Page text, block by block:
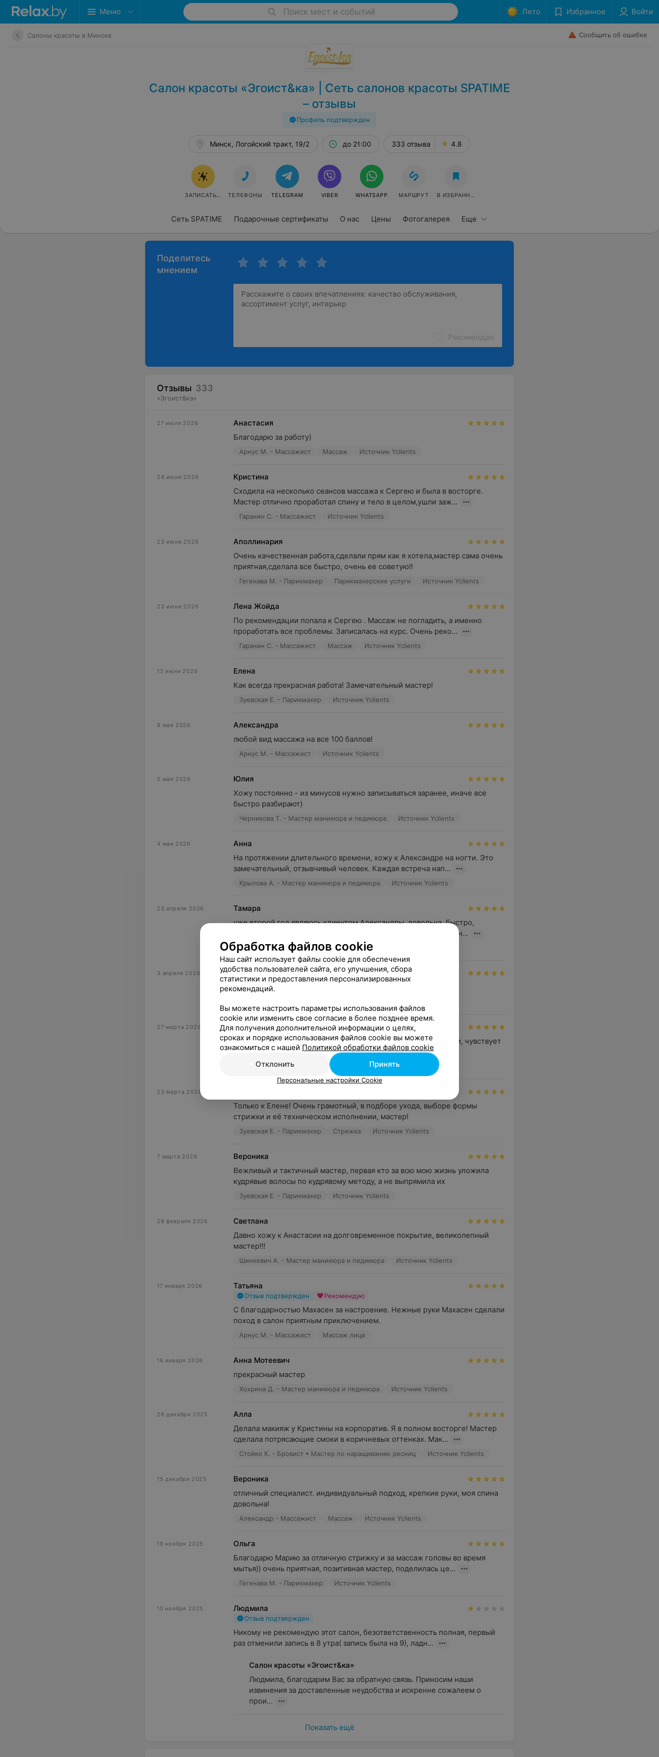
Меню Поиск мест и событий Лето Избранное Войти
Салоны красоты в Минске Сообщить об ошибке
Салон красоты «Эгоист&ка» | Сеть салонов красоты SPATIME
– отзывы
Профиль подтвержден
Сеть SPATIME Подарочные сертификаты О нас Цены Фотогалерея Еще
Минск, Логойский тракт, 19/2 до 21:00 333 отзыва 4.8
ЗАПИСАТЬСЯ ТЕЛЕФОНЫ TELEGRAM VIBER WHATSAPP МАРШРУТ В ИЗБРАННОЕ
Поделитесь
мнением
Рекомендую
Отзывы 333
«Эгоист&ка»
27 июля 2026
Анастасия
Благодарю за работу)
Арнус М. - Массажист Массаж Источник Yclients
24 июня 2026
Кристина
Сходила на несколько сеансов массажа к Сергею и была в восторге.
Мастер отлично проработал спину и тело в целом,ушли заж...
Гаранин С. - Массажист Источник Yclients
23 июня 2026
Аполлинария
Очень качественная работа,сделали прям как я хотела,мастер сама очень
приятная,сделала все быстро, очень ее советую!!
Гегенава М. - Парикмахер Парикмахерские услуги Источник Yclients
23 июня 2026
Лена Жойда
По рекомендации попала к Сергею . Массаж не погладить, а именно
проработать все проблемы. Записалась на курс. Очень реко...
Гаранин С. - Массажист Массаж Источник Yclients
13 июня 2026
Елена
Как всегда прекрасная работа! Замечательный мастер!
Зуевская Е. - Парикмахер Источник Yclients
8 мая 2026
Александра
любой вид массажа на все 100 баллов!
Арнус М. - Массажист Источник Yclients
5 мая 2026
Юлия
Хожу постоянно - из минусов нужно записываться заранее, иначе все
быстро разбирают)
Черникова Т. - Мастер маникюра и педикюра Источник Yclients
4 мая 2026
Анна
На протяжении длительного времени, хожу к Александре на ногти. Это
замечательный, отзывчивый человек. Каждая встреча нап...
Крылова А. - Мастер маникюра и педикюра Источник Yclients
23 апреля 2026
Тамара
уже второй год являюсь клиентом Александры. довольна. быстро,
аккуратно, качественно. покрытие подобрано с учётом особен...
Крылова А. - Мастер маникюра и педикюра
3 апреля 2026
Александра
всегда отличный массаж!
27 марта 2026
Елена
Была у Махасен на массаже спины. Мастер с золотыми руками, чувствует
каждую мышцу, руки сильные. Давно не чувствовала та...
Арнус М. - Массажист Массаж Источник Yclients
23 марта 2026
Только к Елене! Очень грамотный, в подборе ухода, выборе формы
стрижки и её техническом исполнении, мастер!
Зуевская Е. - Парикмахер Стрижка Источник Yclients
7 марта 2026
Вероника
Вежливый и тактичный мастер, первая кто за всю мою жизнь уложила
кудрявые волосы по кудрявому методу, а не выпрямила их
Зуевская Е. - Парикмахер Источник Yclients
28 февраля 2026
Светлана
Давно хожу к Анастасии на долговременное покрытие, великолепный
мастер!!!
Шинкевич А. - Мастер маникюра и педикюра Источник Yclients
17 января 2026 Татьяна
Отзыв подтвержден Рекомендую
С благодарностью Махасен за настроение. Нежные руки Махасен сделали
поход в салон приятным приключением.
Арнус М. - Массажист Массаж лица
16 января 2026
Анна Мотеевич
прекрасный мастер
Хохрина Д. - Мастер маникюра и педикюра Источник Yclients
26 декабря 2025
Алла
Делала макияж у Кристины на корпоратив. Я в полном восторге! Мастер
сделала потрясающие смоки в коричневых оттенках. Мак...
Стойко К. - Бровист • Мастер по наращиванию ресниц Источник Yclients
15 декабря 2025
Вероника
отличный специалист. индивидуальный подход, крепкие руки, моя спина
довольна!
Александр - Массажист Массаж Источник Yclients
19 ноября 2025
Ольга
Благодарю Марию за отличную стрижку и за массаж головы во время
мытья)) очень приятная, позитивная мастер, поделилась це...
Гегенава М. - Парикмахер Источник Yclients
10 ноября 2025 Людмила
Отзыв подтвержден
Никому не рекомендую этот салон, безответственность полная, первый
раз отменили запись в 8 утра( запись была на 9), ладн...
Салон красоты «Эгоист&ка»
Людмила, благодарим Вас за обратную связь. Приносим наши
извинения за доставленные неудобства и искренне сожалеем о
прои...
Показать ещё
Обработка файлов cookie
Наш сайт использует файлы cookie для обеспечения
удобства пользователей сайта, его улучшения, сбора
статистики и предоставления персонализированных
рекомендаций.
Вы можете настроить параметры использования файлов
cookie или изменить свое согласие в более позднее время.
Для получения дополнительной информации о целях,
сроках и порядке использования файлов cookie вы можете
ознакомиться с нашей Политикой обработки файлов cookie
Отклонить
Принять
Персональные настройки Cookie